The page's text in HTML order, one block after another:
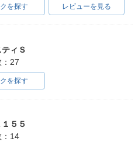
を探す レビューを見る
ィＳ
27
を探す
５５
：14